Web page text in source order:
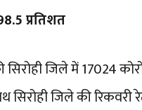
प्रतिशत
जिले में 17024
जिले की रिकवरी